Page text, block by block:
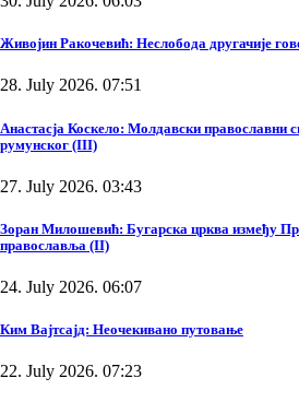
Живојин Ракочевић: Неслобода другачије
28. July 2026. 07:51
Анастасја Коскело: Молдавски православни
румунског (III)
27. July 2026. 03:43
Зоран Милошевић: Бугарска црква између
православља (II)
24. July 2026. 06:07
Ким Вајтсајд: Неочекивано путовање
22. July 2026. 07:23